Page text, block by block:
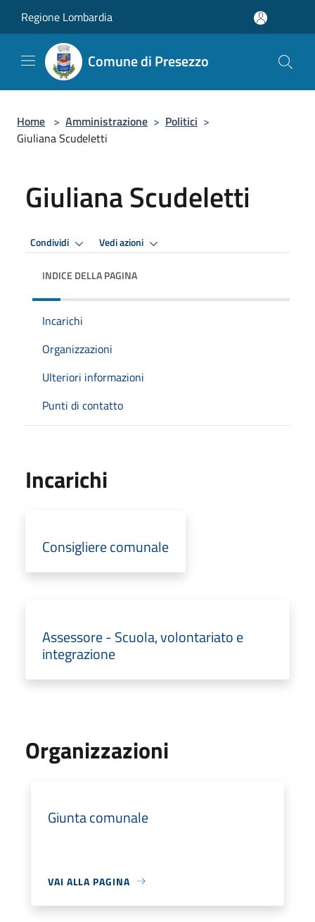
Regione Lombardia
Comune di Presezzo
Home > Amministrazione > Politici >
Giuliana Scudeletti
Giuliana Scudeletti
Condividi Vedi azioni
INDICE DELLA PAGINA
Incarichi
Organizzazioni
Ulteriori informazioni
Punti di contatto
Incarichi
Consigliere comunale
Assessore - Scuola, volontariato e
integrazione
Organizzazioni
Giunta comunale
VAI ALLA PAGINA